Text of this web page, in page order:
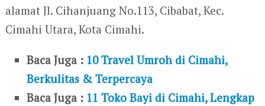
alamat Jl. Cihanjuang No.113, Cibabat, Kec.
Cimahi Utara, Kota Cimahi.
Baca Juga : 10 Travel Umroh di Cimahi,
Berkulitas & Terpercaya
Baca Juga : 11 Toko Bayi di Cimahi, Lengkap